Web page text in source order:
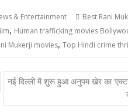
& Entertainment Best Rani
, Human trafficking movies
Mukerji movies, Top Hindi crime
नई दिल्ली में शुरू हुआ अनुपम खेर का